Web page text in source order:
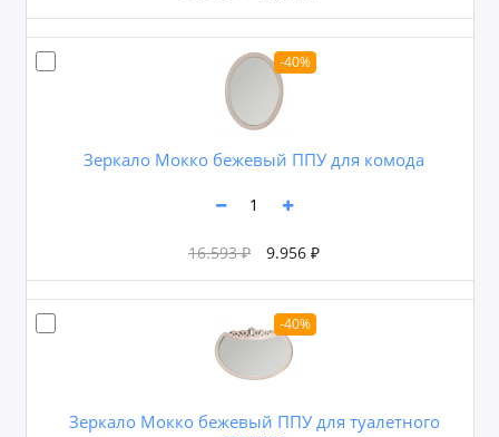
-40%
Зеркало Мокко бежевый ППУ для комода
16.593 ₽ 9.956 ₽
-40%
Зеркало Мокко бежевый ППУ для туалетного